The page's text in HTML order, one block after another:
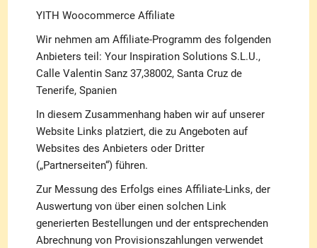
YITH Woocommerce Affiliate
Wir nehmen am Affiliate-Programm des folgenden
Anbieters teil: Your Inspiration Solutions S.L.U.,
Calle Valentin Sanz 37,38002, Santa Cruz de
Tenerife, Spanien
In diesem Zusammenhang haben wir auf unserer
Website Links platziert, die zu Angeboten auf
Websites des Anbieters oder Dritter
(„Partnerseiten“) führen.
Zur Messung des Erfolgs eines Affiliate-Links, der
Auswertung von über einen solchen Link
generierten Bestellungen und der entsprechenden
Abrechnung von Provisionszahlungen verwendet